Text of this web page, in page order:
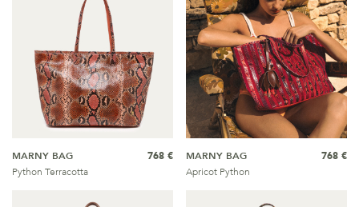
MARNY BAG
Python Terracotta
768 €
MARNY BAG
Apricot Python
768 €